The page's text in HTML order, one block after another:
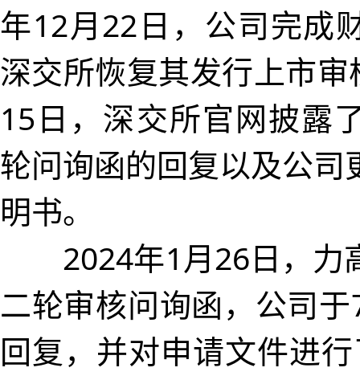
年12月22日，公司完成
深交所恢复其发行上市
15日，深交所官网披露
轮问询函的回复以及公司
明书。
2024年1月26日，力
二轮审核问询函，公司
回复，并对申请文件进